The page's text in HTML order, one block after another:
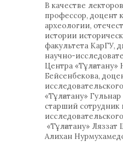
В качестве
профессор, доцент
археологии,
истории
факультета КарГУ,
научно-
Центра «Тұлғатану»
Бейсенбекова,
«Тұлғатану»
старший сотрудник
«Тұлғатану» Ляззат
Алихан